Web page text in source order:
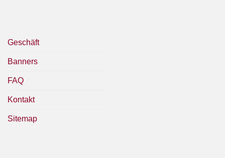
Geschäft
Banners
FAQ
Kontakt
Sitemap